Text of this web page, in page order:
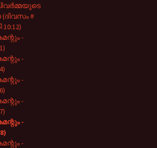
#
10:12)
-
-
-
-
-
-